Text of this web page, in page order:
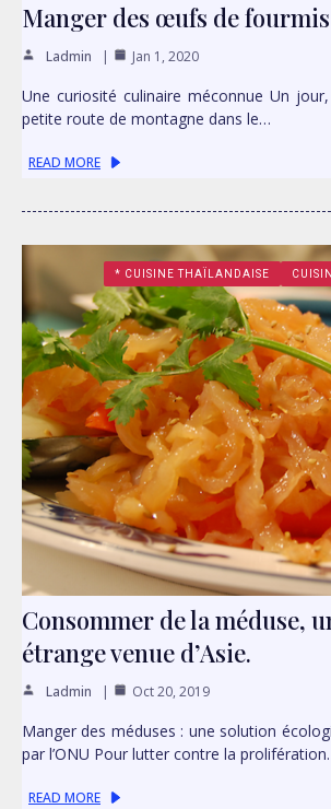
Manger des œufs de fourmis
Ladmin Jan 1, 2020
Une curiosité culinaire méconnue Un
petite route de montagne dans le…
READ MORE
* CUISINE THAÏLANDAISE
Consommer de la méduse,
étrange venue d’Asie.
Ladmin Oct 20, 2019
Manger des méduses : une solution
par l’ONU Pour lutter contre la
READ MORE